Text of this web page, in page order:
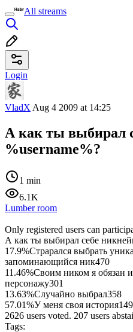
All streams
Login
VladX Aug 4 2009 at 14:25
А как ты выбирал
%username%?
1 min
6.1K
Lumber room
Only registered users can
А как ты выбирал себе
17.9%Страрался выбрать
запоминающийся ник470
11.46%Своим ником я обязан
персонажу301
13.63%Случайно выбрал358
57.01%У меня своя история
2626 users voted. 207 users
Tags: